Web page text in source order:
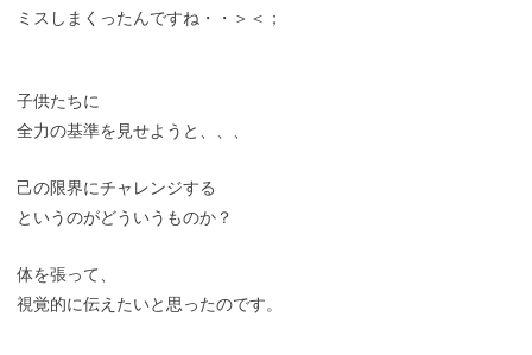
ミスしまくったんですね・・＞＜；
子供たちに
全力の基準を見せようと、、、
己の限界にチャレンジする
というのがどういうものか？
体を張って、
視覚的に伝えたいと思ったのです。